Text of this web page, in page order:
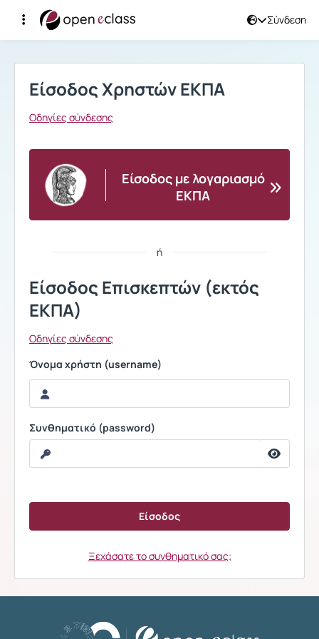
Σύνδεση
Σύνδεση
Είσοδος Χρηστών ΕΚΠΑ
Οδηγίες σύνδεσης
Είσοδος με λογαριασμό
ΕΚΠΑ
ή
Είσοδος Επισκεπτών (εκτός
ΕΚΠΑ)
Οδηγίες σύνδεσης
Όνομα χρήστη (username)
Συνθηματικό (password)
Ξεχάσατε το συνθηματικό σας;